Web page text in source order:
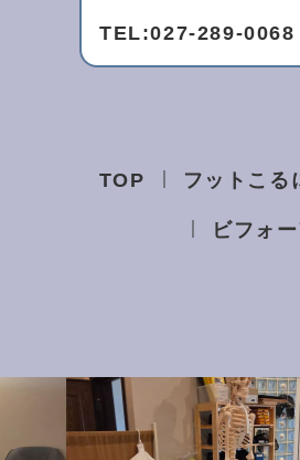
TEL:027-289-0068
TOP フットこる
ビフォ